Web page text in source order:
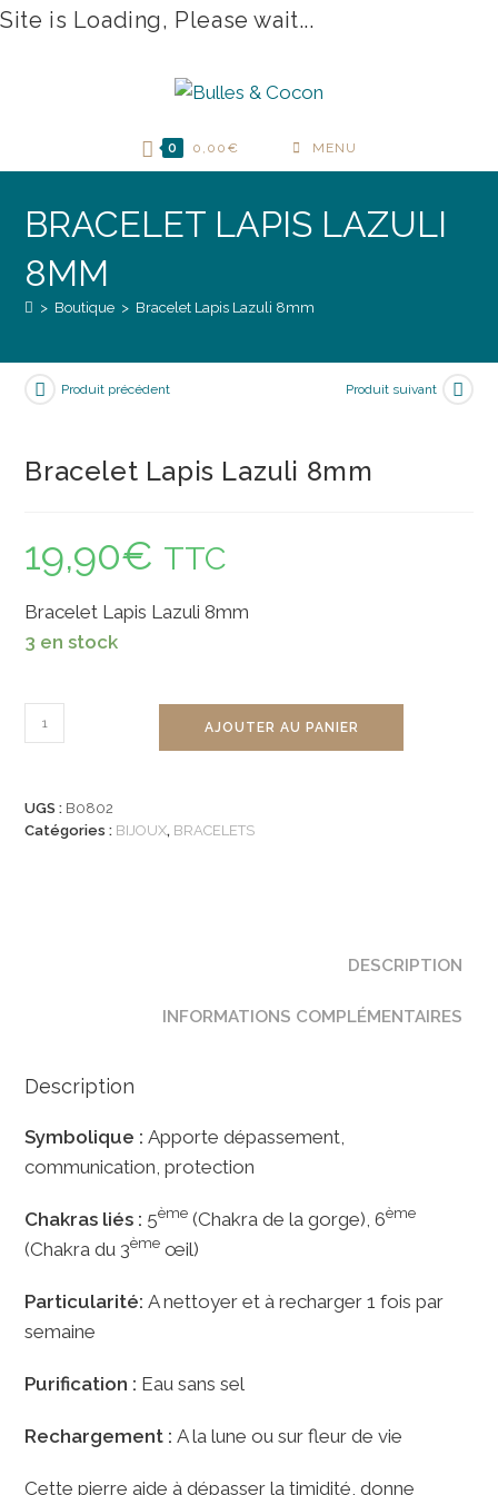
Site is Loading, Please wait...
0 0,00 € MENU
BRACELET LAPIS LAZULI
8MM
> Boutique > Bracelet Lapis Lazuli 8mm
Produit précédent Produit suivant
Bracelet Lapis Lazuli 8mm
19,90€ TTC
Bracelet Lapis Lazuli 8mm
3 en stock
de
Lazuli
8mm
AJOUTER AU PANIER
UGS : B0802
Catégories : BIJOUX, BRACELETS
DESCRIPTION
INFORMATIONS COMPLÉMENTAIRES
Description
Symbolique :Apporte dépassement,
communication, protection
Chakras liés : 5ème (Chakra de la gorge), 6ème
(Chakra du 3ème œil)
Particularité:A nettoyer et à recharger 1 fois par
semaine
Purification : Eau sans sel
Rechargement :A la lune ou sur fleur de vie
Cette pierre aide à dépasser la timidité, donne